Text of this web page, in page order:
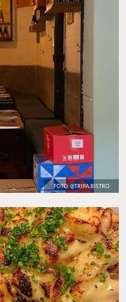
FOTO: @TRIPA.BISTRO